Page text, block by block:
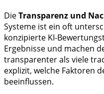
DieTransparenz und
Systeme ist ein oft
konzipierte KI-
Ergebnisse und machen
transparenter als viele
explizit, welche Faktoren
beeinflussen.